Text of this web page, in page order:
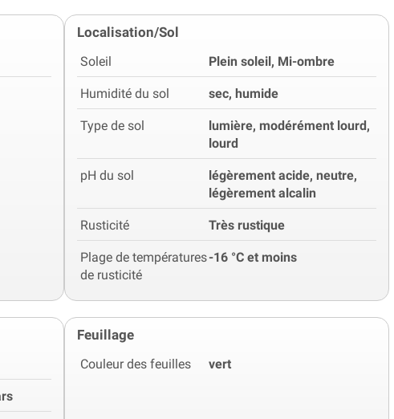
Localisation/Sol
Soleil Plein soleil, Mi-ombre
Humidité du sol sec, humide
Type de sol
lumière, modérément lourd,
lourd
pH du sol
légèrement acide, neutre,
légèrement alcalin
Rusticité Très rustique
Plage de températures
de rusticité
-16 °C et moins
Feuillage
Couleur des feuilles vert